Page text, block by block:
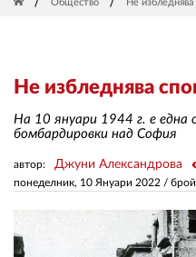
Общество Не
Не избледнява
На 10 януари 1944 г. е
бомбардировки над София
понеделник, 10 Януари 2022 /
автор: Джуни Александрова